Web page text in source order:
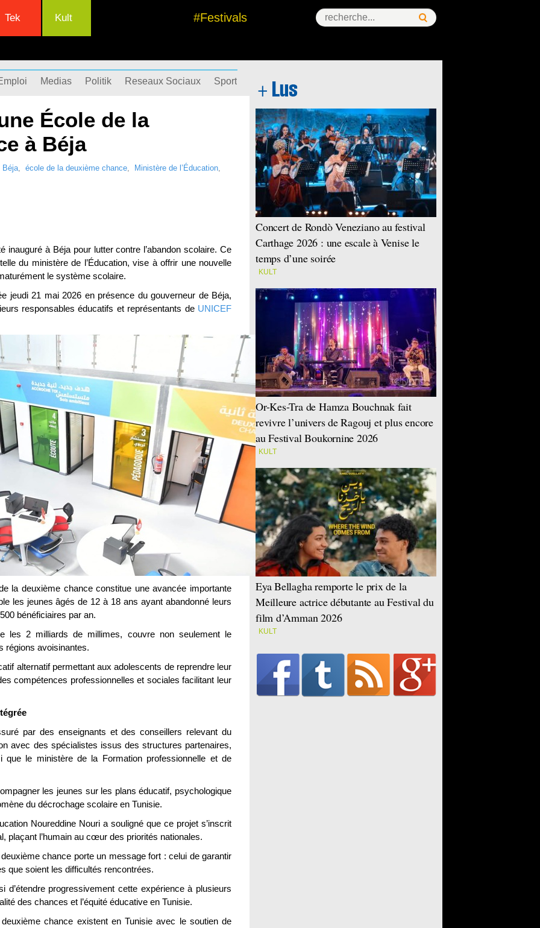
Tek Kult #Festivals
Medias Politik Reseaux Sociaux Sport Success Story
École de la
à Béja
Béja, école de la deuxième chance, Ministère de l’Éducation,
inauguré à Béja pour lutter contre l’abandon scolaire. Ce
du ministère de l’Éducation, vise à offrir une nouvelle
le système scolaire.
jeudi 21 mai 2026 en présence du gouverneur de Béja,
responsables éducatifs et représentants de UNICEF
la deuxième chance constitue une avancée importante
les jeunes âgés de 12 à 18 ans ayant abandonné leurs
bénéficiaires par an.
les 2 milliards de millimes, couvre non seulement le
régions avoisinantes.
alternatif permettant aux adolescents de reprendre leur
compétences professionnelles et sociales facilitant leur
par des enseignants et des conseillers relevant du
avec des spécialistes issus des structures partenaires,
le ministère de la Formation professionnelle et de
les jeunes sur les plans éducatif, psychologique
du décrochage scolaire en Tunisie.
Noureddine Nouri a souligné que ce projet s’inscrit
plaçant l’humain au cœur des priorités nationales.
chance porte un message fort : celui de garantir
que soient les difficultés rencontrées.
d’étendre progressivement cette expérience à plusieurs
des chances et l’équité éducative en Tunisie.
chance existent en Tunisie avec le soutien de
Concert de Rondò Veneziano au festival
Carthage 2026 : une escale à Venise le
temps d’une soirée
KULT
Or-Kes-Tra de Hamza Bouchnak fait
revivre l’univers de Ragouj et plus encore
au Festival Boukornine 2026
KULT
Eya Bellagha remporte le prix de la
Meilleure actrice débutante au Festival du
film d’Amman 2026
KULT